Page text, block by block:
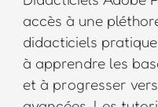
accès à une
didacticiels
à apprendre les
et à progresser